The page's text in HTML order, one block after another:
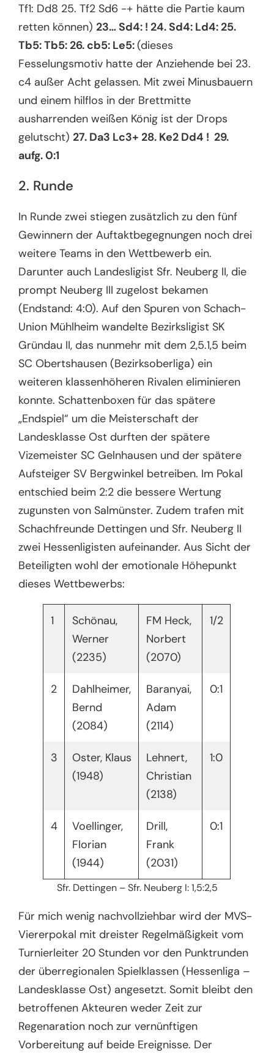
Tf1: Dd8 25. Tf2 Sd6 -+ hätte die Partie kaum
retten können) 23… Sd4: ! 24. Sd4: Ld4: 25.
Tb5: Tb5: 26. cb5: Le5:(dieses
Fesselungsmotiv hatte der Anziehende bei 23.
c4 außer Acht gelassen. Mit zwei Minusbauern
und einem hilflos in der Brettmitte
ausharrenden weißen König ist der Drops
gelutscht) 27. Da3 Lc3+ 28. Ke2 Dd4 ! 29.
aufg. 0:1
2. Runde
In Runde zwei stiegen zusätzlich zu den fünf
Gewinnern der Auftaktbegegnungen noch drei
weitere Teams in den Wettbewerb ein.
Darunter auch Landesligist Sfr. Neuberg II, die
prompt Neuberg III zugelost bekamen
(Endstand: 4:0). Auf den Spuren von Schach-
Union Mühlheim wandelte Bezirksligist SK
Gründau II, das nunmehr mit dem 2,5.1,5 beim
SC Obertshausen (Bezirksoberliga) ein
weiteren klassenhöheren Rivalen eliminieren
konnte. Schattenboxen für das spätere
„Endspiel“ um die Meisterschaft der
Landesklasse Ost durften der spätere
Vizemeister SC Gelnhausen und der spätere
Aufsteiger SV Bergwinkel betreiben. Im Pokal
entschied beim 2:2 die bessere Wertung
zugunsten von Salmünster. Zudem trafen mit
Schachfreunde Dettingen und Sfr. Neuberg II
zwei Hessenligisten aufeinander. Aus Sicht der
Beteiligten wohl der emotionale Höhepunkt
dieses Wettbewerbs:
1
Schönau,
Werner
(2235)
FM Heck,
Norbert
(2070)
1/2
2
Dahlheimer,
Bernd
(2084)
Baranyai,
Adam
(2114)
0:1
3
Oster, Klaus
(1948)
Lehnert,
Christian
(2138)
1:0
4
Voellinger,
Florian
(1944)
Drill,
Frank
(2031)
0:1
Sfr. Dettingen – Sfr. Neuberg I: 1,5:2,5
Für mich wenig nachvollziehbar wird der MVS-
Viererpokal mit dreister Regelmäßigkeit vom
Turnierleiter 20 Stunden vor den Punktrunden
der überregionalen Spielklassen (Hessenliga –
Landesklasse Ost) angesetzt. Somit bleibt den
betroffenen Akteuren weder Zeit zur
Regenaration noch zur vernünftigen
Vorbereitung auf beide Ereignisse. Der